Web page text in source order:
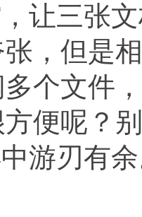
让三张
，但是
个文件
便呢？
游刃有